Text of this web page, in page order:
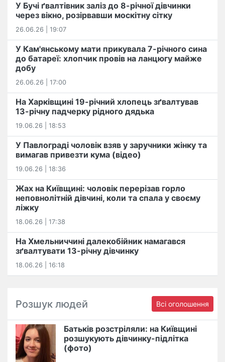
У Бучі ґвалтівник заліз до 8-річної дівчинки
через вікно, розірвавши москітну сітку
26.06.26 | 19:07
У Кам'янському мати прикувала 7-річного сина
до батареї: хлопчик провів на ланцюгу майже
добу
26.06.26 | 17:00
На Харківщині 19-річний хлопець​ ️зґвалтував
13-річну падчерку рідного дядька
19.06.26 | 18:53
У Павлограді чоловік взяв у заручники жінку та
вимагав привезти кума (відео)
19.06.26 | 18:36
Жах на Київщині: чоловік перерізав горло
неповнолітній дівчині, коли та спала у своєму
ліжку
18.06.26 | 17:38
На Хмельниччині далекобійник намагався
зґвалтувати 13-річну дівчинку
18.06.26 | 16:18
Розшук людей Всі оголошення
Батьків розстріляли: на Київщині
розшукують дівчинку-підлітка
(фото)